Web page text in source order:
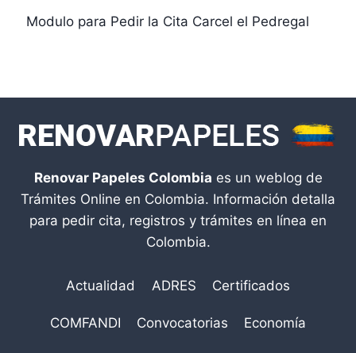
Modulo para Pedir la Cita Carcel el Pedregal
Renovar Papeles Colombia es un weblog de
Trámites Online en Colombia. Información detalla
para pedir cita, registros y trámites en línea en
Colombia.
Actualidad ADRES Certificados
COMFANDI Convocatorias Economía